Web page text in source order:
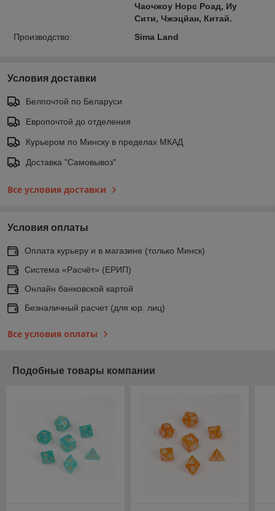
Чаочжоу Норс Роад, Иу
Сити, Чжэцйан, Китай.
Производство:
Sima Land
Условия доставки
Белпочтой по Беларуси
Европочтой до отделения
Курьером по Минску в пределах МКАД
Доставка "Самовывоз"
Все условия доставки
Условия оплаты
Оплата курьеру и в магазине (только Минск)
Система «Расчёт» (ЕРИП)
Онлайн банковской картой
Безналичный расчет (для юр. лиц)
Все условия оплаты
Подобные товары компании